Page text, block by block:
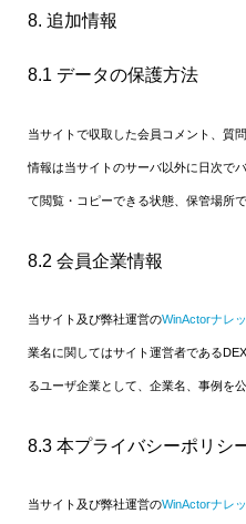
8. 追加情報
8.1 データの保護方法
当サイトで収取した会員コメント、質
情報は当サイトのサーバ以外に日次で
て閲覧・コピーできる状態、保管場所で
8.2 会員企業情報
当サイト及び弊社運営のWinActorナレ
業名に関してはサイト運営者である
るユーザ企業として、企業名、事例を
8.3 本プライバシーポリシ
当サイト及び弊社運営のWinActorナレ